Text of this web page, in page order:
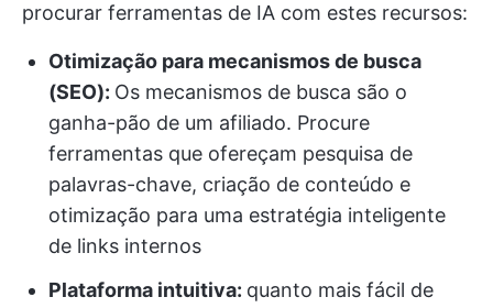
procurar ferramentas de IA com estes recursos:
Otimização para mecanismos de busca
(SEO): Os mecanismos de busca são o
ganha-pão de um afiliado. Procure
ferramentas que ofereçam pesquisa de
palavras-chave, criação de conteúdo e
otimização para uma estratégia inteligente
de links internos
Plataforma intuitiva: quanto mais fácil de